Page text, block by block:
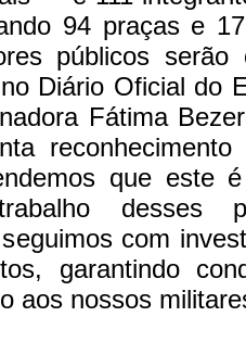
94 praças e
públicos serão
Diário Oficial do
Fátima
reconhecimento
que este
desses
com
garantindo
aos nossos